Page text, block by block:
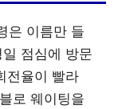
은 이름만 들
점심에 방문
전율이 빨라
로 웨이팅을